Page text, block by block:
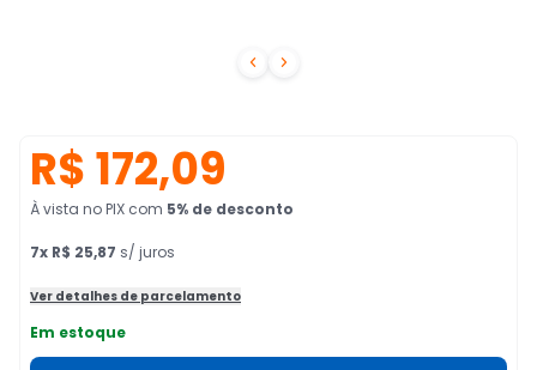
 
R$ 172,09
À vista no PIX com 5% de desconto
7x R$ 25,87 s/ juros
Ver detalhes de parcelamento
Em estoque